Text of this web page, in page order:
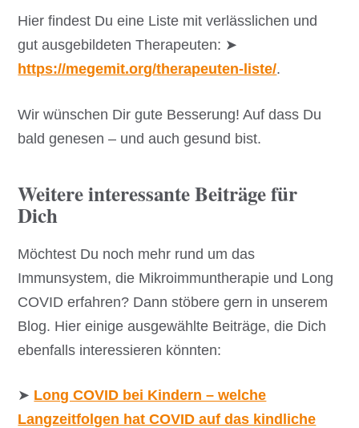
Hier findest Du eine Liste mit verlässlichen und
gut ausgebildeten Therapeuten: ➤
https://megemit.org/therapeuten-liste/.
Wir wünschen Dir gute Besserung! Auf dass Du
bald genesen – und auch gesund bist.
Weitere interessante Beiträge für
Dich
Möchtest Du noch mehr rund um das
Immunsystem, die Mikroimmuntherapie und Long
COVID erfahren? Dann stöbere gern in unserem
Blog. Hier einige ausgewählte Beiträge, die Dich
ebenfalls interessieren könnten:
➤ Long COVID bei Kindern – welche
Langzeitfolgen hat COVID auf das kindliche